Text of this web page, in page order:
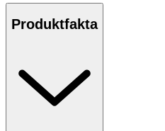
Produktfakta